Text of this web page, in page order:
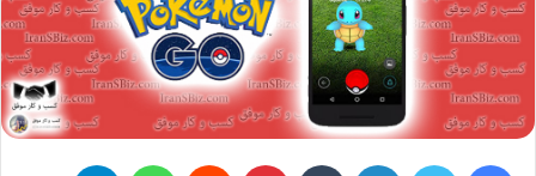
فیس بوک توییتر لینکدین ‫تامبلر ‫پین‌ترست ‫رددیت